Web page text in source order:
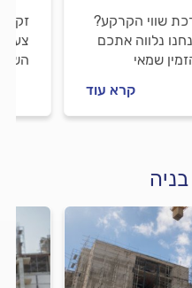
שווי הקרקע?
נלווה אתכם
שמאי
קרא עוד
צעד